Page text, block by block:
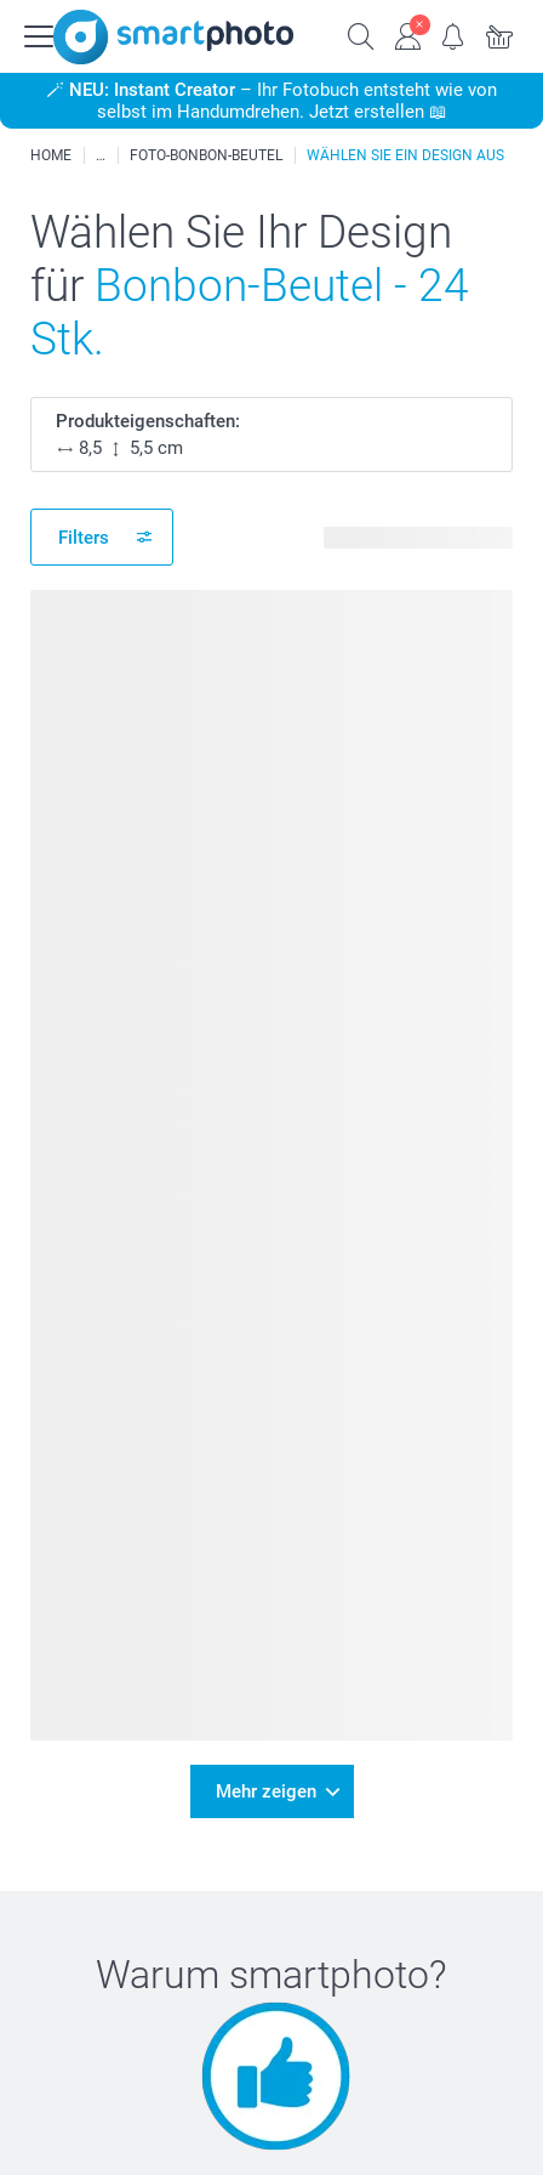
🪄 NEU: Instant Creator – Ihr Fotobuch entsteht wie von
selbst im Handumdrehen. Jetzt erstellen 📖
HOME FOTO-BONBON-BEUTEL WÄHLEN SIE EIN DESIGN AUS
Wählen Sie Ihr Design
für Bonbon-Beutel - 24
Stk.
Produkteigenschaften:
8,5
5,5 cm
Filters
Mehr zeigen
Warum smartphoto?